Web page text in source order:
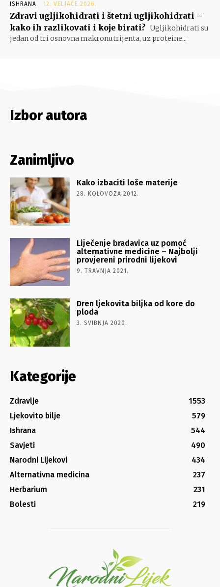
ISHRANA 12. VELJAČE 2026.
Zdravi ugljikohidrati i štetni ugljikohidrati –
kako ih razlikovati i koje birati? Ugljikohidrati su
jedan od tri osnovna makronutrijenta, uz proteine...
Izbor autora
Zanimljivo
Kako izbaciti loše materije
28. KOLOVOZA 2012.
Liječenje bradavica uz pomoć
alternativne medicine – Najbolji
provjereni prirodni lijekovi
9. TRAVNJA 2021.
Dren ljekovita biljka od kore do
ploda
3. SVIBNJA 2020.
Kategorije
Zdravlje
1553
Ljekovito bilje
579
Ishrana
544
Savjeti
490
Narodni Lijekovi
434
Alternativna medicina
237
Herbarium
231
Bolesti
219